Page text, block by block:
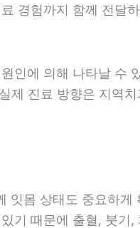
경험까지 함께 전달
인에 의해 나타날 수
제 진료 방향은 지역
잇몸 상태도 중요하
기 때문에 출혈, 붓